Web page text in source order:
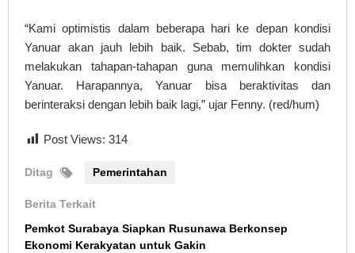
“Kami optimistis dalam beberapa hari ke depan kondisi
Yanuar akan jauh lebih baik. Sebab, tim dokter sudah
melakukan tahapan-tahapan guna memulihkan kondisi
Yanuar. Harapannya, Yanuar bisa beraktivitas dan
berinteraksi dengan lebih baik lagi,” ujar Fenny. (red/hum)
Post Views: 314
Ditag Pemerintahan
Berita Terkait
Pemkot Surabaya Siapkan Rusunawa Berkonsep
Ekonomi Kerakyatan untuk Gakin